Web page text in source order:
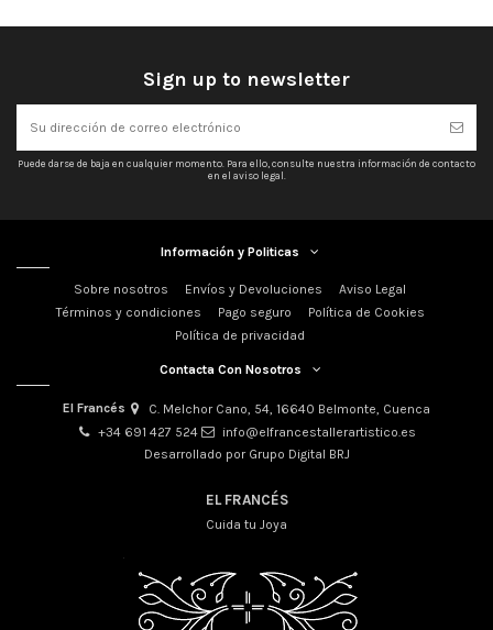
Sign up to newsletter
Puede darse de baja en cualquier momento. Para ello, consulte nuestra información de contacto
en el aviso legal.
Información y Politicas
Sobre nosotros Envíos y Devoluciones
Aviso Legal
Términos y condiciones
Pago seguro
Política de Cookies
Política de privacidad
Contacta Con Nosotros
El Francés
C. Melchor Cano, 54, 16640 Belmonte, Cuenca
+34 691 427 524
info@elfrancestallerartistico.es
Desarrollado por Grupo Digital BRJ
EL FRANCÉS
Cuida tu Joya